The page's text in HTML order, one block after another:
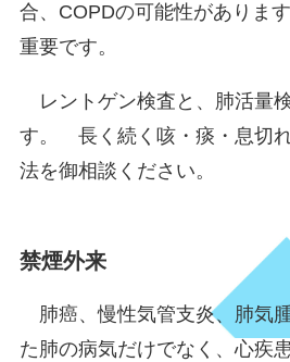
合、COPDの可能性がありま
重要です。
レントゲン検査と、肺活量
す。 長く続く咳・痰・息切
法を御相談ください。
禁煙外来
肺癌、慢性気管支炎、肺気
た肺の病気だけでなく、心疾